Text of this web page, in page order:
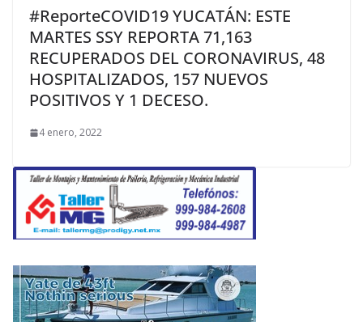
#ReporteCOVID19 YUCATÁN: ESTE
MARTES SSY REPORTA 71,163
RECUPERADOS DEL CORONAVIRUS, 48
HOSPITALIZADOS, 157 NUEVOS
POSITIVOS Y 1 DECESO.
4 enero, 2022